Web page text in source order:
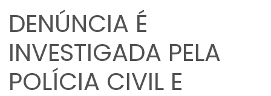
DENÚNCIA É
INVESTIGADA PELA
POLÍCIA CIVIL E